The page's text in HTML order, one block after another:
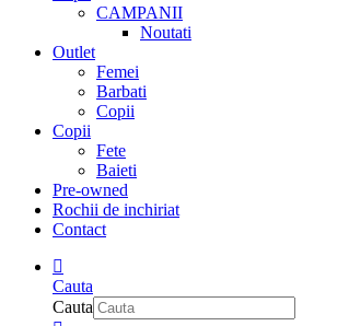
CAMPANII
Noutati
Outlet
Femei
Barbati
Copii
Copii
Fete
Baieti
Pre-owned
Rochii de inchiriat
Contact
Cauta
Cauta